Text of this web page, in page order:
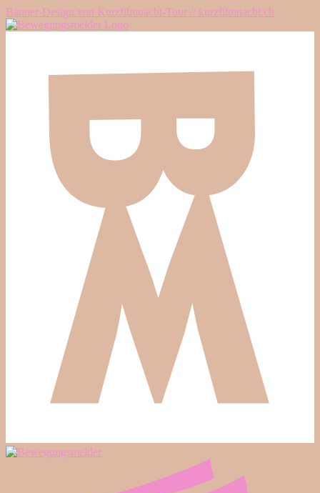
Banner-Design von Kurzfilmnacht-Tour // kurzfilmnacht.ch